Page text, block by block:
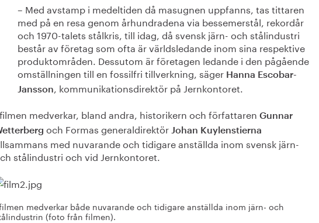
– Med avstamp i medeltiden då masugnen uppfanns, tas tittaren
med på en resa genom århundradena via bessemerstål, rekordår
och 1970-talets stålkris, till idag, då svensk järn- och stålindustri
består av företag som ofta är världsledande inom sina respektive
produktområden. Dessutom är företagen ledande i den pågående
omställningen till en fossilfri tillverkning, säger Hanna Escobar-
Jansson
, kommunikationsdirektör på Jernkontoret.
medverkar, bland andra, historikern och författaren Gunnar
och Formas generaldirektör Johan Kuylenstierna
med nuvarande och tidigare anställda inom svensk järn-
stålindustri och vid Jernkontoret.
medverkar både nuvarande och tidigare anställda inom järn- och
(foto från filmen).